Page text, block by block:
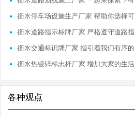
关的内容
衡水停车场设施生产厂家 帮助你选择可
靠的品牌
衡水道路指示标牌厂家 严格遵守道路指
示标牌
衡水交通标识牌厂家 指引着我们有序的
前进
衡水热镀锌标志杆厂家 增加大家的生活
常识
各种观点